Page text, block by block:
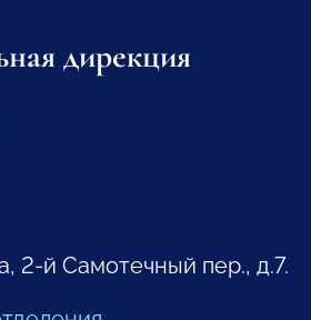
дирекция
2-й Самотечный пер., д.7.